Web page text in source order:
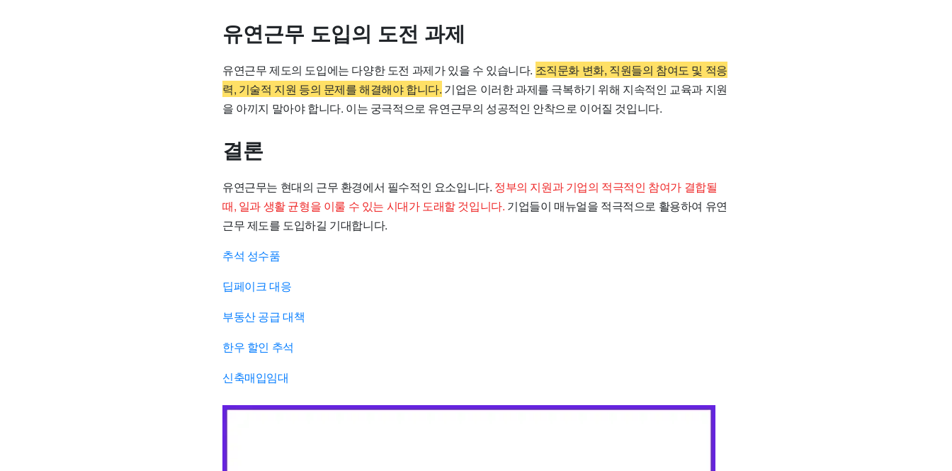
유연근무 도입의 도전 과제
유연근무 제도의 도입에는 다양한 도전 과제가 있을 수 있습니다. 조직문화 변화, 직원들의 참여도 및 적응
력, 기술적 지원 등의 문제를 해결해야 합니다. 기업은 이러한 과제를 극복하기 위해 지속적인 교육과 지원
을 아끼지 말아야 합니다. 이는 궁극적으로 유연근무의 성공적인 안착으로 이어질 것입니다.
결론
유연근무는 현대의 근무 환경에서 필수적인 요소입니다. 정부의 지원과 기업의 적극적인 참여가 결합될
때, 일과 생활 균형을 이룰 수 있는 시대가 도래할 것입니다. 기업들이 매뉴얼을 적극적으로 활용하여 유연
근무 제도를 도입하길 기대합니다.
추석 성수품
딥페이크 대응
부동산 공급 대책
한우 할인 추석
신축매입임대